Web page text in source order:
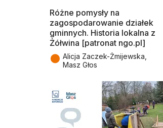
Różne pomysły na
zagospodarowanie działek
gminnych. Historia lokalna z
Żółwina [patronat ngo.pl]
● Alicja Zaczek-Żmijewska,
Masz Głos